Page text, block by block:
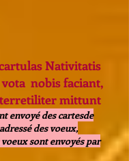
Nativitatis
nobis faciant,
mittunt
envoyé des cartesde
des voeux,
sont envoyés par